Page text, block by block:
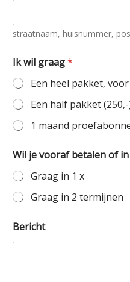
straatnaam, huisnummer,
d
r
e
s
g
r
a
g
N
a
a
m
Ik wil graag*
Een heel pakket,
Een half pakket
1 maand
Wil je vooraf betalen of
Graag in 1 x
Graag in 2 termijnen
Bericht